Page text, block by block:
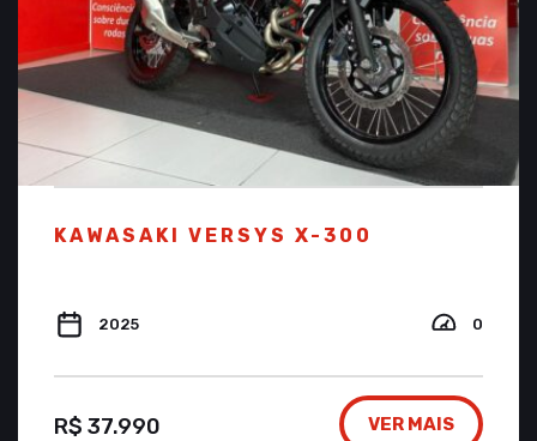
KAWASAKI VERSYS X-300
2025 0
R$ 37.990 VER MAIS